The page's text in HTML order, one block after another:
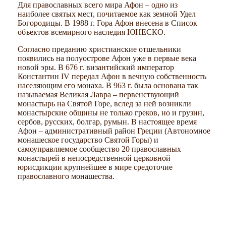
Для православных всего мира Афон – одно из
наиболее святых мест, почитаемое как земной Удел
Богородицы. В 1988 г. Гора Афон внесена в Список
объектов всемирного наследия ЮНЕСКО.
Согласно преданию христианские отшельники
появились на полуострове Афон уже в первые века
новой эры. В 676 г. византийский император
Константин IV передал Афон в вечную собственность
населяющим его монаха. В 963 г. была основана так
называемая Великая Лавра – первенствующий
монастырь на Святой Горе, вслед за ней возникли
монастырские общины не только греков, но и грузин,
сербов, русских, болгар, румын. В настоящее время
Афон – административный район Греции (Автономное
монашеское государство Святой Горы) и
самоуправляемое сообщество 20 православных
монастырей в непосредственной церковной
юрисдикции крупнейшее в мире средоточие
православного монашества.